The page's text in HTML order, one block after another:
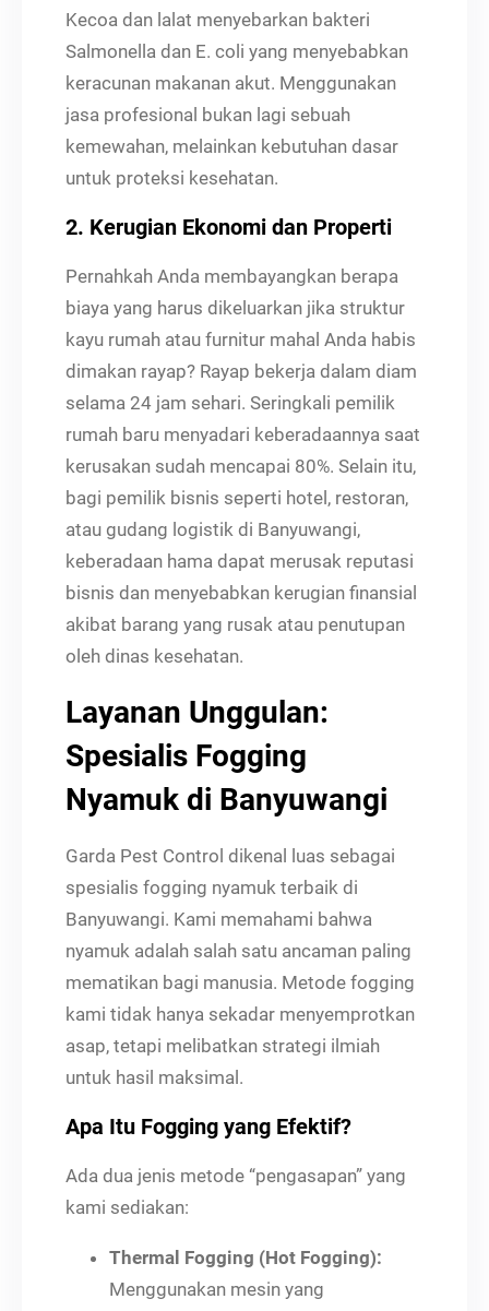
Kecoa dan lalat menyebarkan bakteri
Salmonella dan E. coli yang menyebabkan
keracunan makanan akut. Menggunakan
jasa profesional bukan lagi sebuah
kemewahan, melainkan kebutuhan dasar
untuk proteksi kesehatan.
2. Kerugian Ekonomi dan Properti
Pernahkah Anda membayangkan berapa
biaya yang harus dikeluarkan jika struktur
kayu rumah atau furnitur mahal Anda habis
dimakan rayap? Rayap bekerja dalam diam
selama 24 jam sehari. Seringkali pemilik
rumah baru menyadari keberadaannya saat
kerusakan sudah mencapai 80%. Selain itu,
bagi pemilik bisnis seperti hotel, restoran,
atau gudang logistik di Banyuwangi,
keberadaan hama dapat merusak reputasi
bisnis dan menyebabkan kerugian finansial
akibat barang yang rusak atau penutupan
oleh dinas kesehatan.
Layanan Unggulan:
Spesialis Fogging
Nyamuk di Banyuwangi
Garda Pest Control dikenal luas sebagai
spesialis fogging nyamuk terbaik di
Banyuwangi. Kami memahami bahwa
nyamuk adalah salah satu ancaman paling
mematikan bagi manusia. Metode fogging
kami tidak hanya sekadar menyemprotkan
asap, tetapi melibatkan strategi ilmiah
untuk hasil maksimal.
Apa Itu Fogging yang Efektif?
Ada dua jenis metode “pengasapan” yang
kami sediakan:
Thermal Fogging (Hot Fogging):
Menggunakan mesin yang